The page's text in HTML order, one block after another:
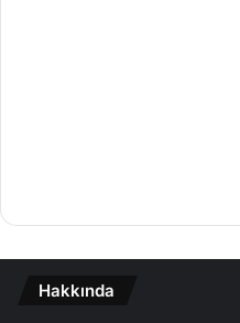
Hakkında